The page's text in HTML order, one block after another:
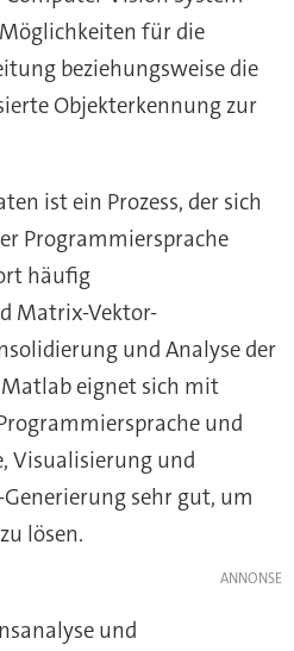
für die
beziehungsweise die
Objekterkennung zur
ist ein Prozess, der sich
Programmiersprache
häufig
Matrix-Vektor-
und Analyse der
eignet sich mit
und
Visualisierung und
sehr gut, um
lösen.
und